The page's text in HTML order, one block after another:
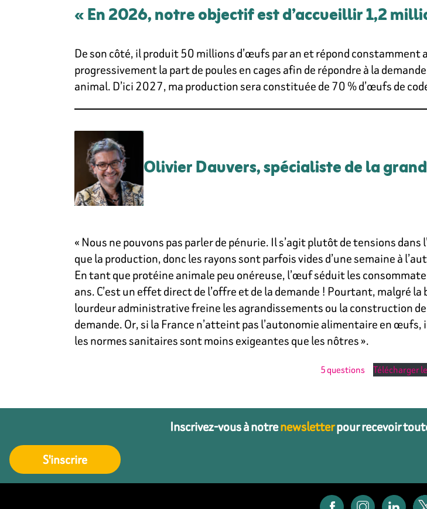
« En 2026, notre objectif est d’accueillir 1,2
De son côté, il produit 50 millions d’œufs par an et répond constamment
progressivement la part de poules en cages afin de répondre à la
animal. D’ici 2027, ma production sera constituée de 70 % d’œufs de
Olivier Dauvers, spécialiste de la
« Nous ne pouvons pas parler de pénurie. Il s’agit plutôt de tensions
que la production, donc les rayons sont parfois vides d’une semaine à
En tant que protéine animale peu onéreuse, l’œuf séduit les
ans. C’est un effet direct de l’offre et de la demande ! Pourtant, malgré
lourdeur administrative freine les agrandissements ou la construction
demande. Or, si la France n’atteint pas l’autonomie alimentaire en œufs,
les normes sanitaires sont moins exigeantes que les nôtres ».
5 questions Télécharger
Inscrivez-vous à notrenewsletterpour recevoir
S'inscrire